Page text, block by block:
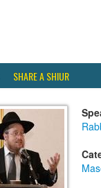
SHARE A SHIUR